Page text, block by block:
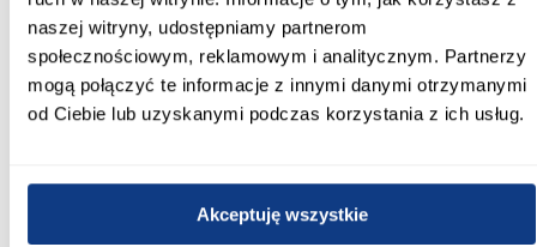
naszej witryny, udostępniamy partnerom
społecznościowym, reklamowym i analitycznym. Partnerzy
mogą połączyć te informacje z innymi danymi otrzymanymi
od Ciebie lub uzyskanymi podczas korzystania z ich usług.
Akceptuję wszystkie
Grubość blachy:
2 mm
Kolor:
Materiał wykonania:
blacha czarna gatunek DC01